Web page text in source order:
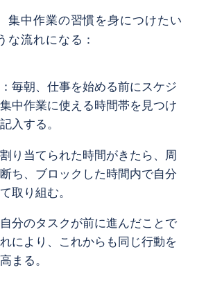
集中作業の習慣を身につけたい
な流れになる：
毎朝、仕事を始める前にスケジ
中作業に使える時間帯を見つけ
入する。
り当てられた時間がきたら、周
ち、ブロックした時間内で自分
取り組む。
分のタスクが前に進んだことで
により、これからも同じ行動を
まる。